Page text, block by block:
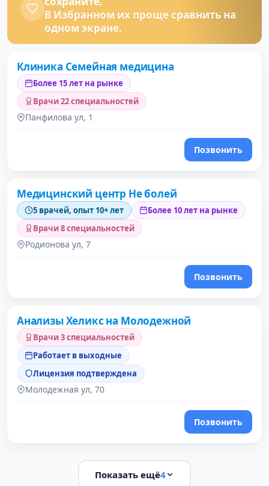
В Избранном их проще сравнить на
одном экране.
Клиника Семейная медицина
Более 15 лет на рынке
Врачи 22 специальностей
Панфилова ул, 1
Позвонить
Медицинский центр Не болей
5 врачей, опыт 10+ лет
Более 10 лет на рынке
Врачи 8 специальностей
Родионова ул, 7
Позвонить
Анализы Хеликс на Молодежной
Врачи 3 специальностей
Работает в выходные
Лицензия подтверждена
Молодежная ул, 70
Позвонить
Показать ещё4